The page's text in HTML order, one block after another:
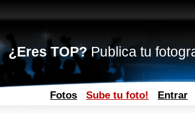
¿Eres TOP?Publica tu
Fotos Sube tu foto! Entrar